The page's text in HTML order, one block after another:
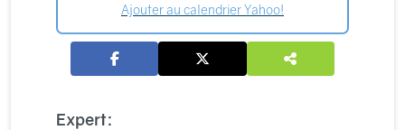
Ajouter au calendrier Yahoo!
Expert: